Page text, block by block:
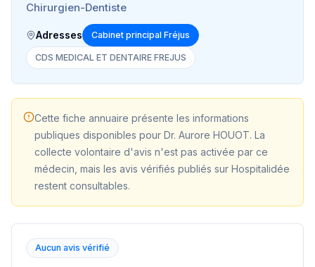
Chirurgien-Dentiste
Adresses Cabinet principal Fréjus
CDS MEDICAL ET DENTAIRE FREJUS
Cette fiche annuaire présente les informations
publiques disponibles pour Dr. Aurore HOUOT. La
collecte volontaire d'avis n'est pas activée par ce
médecin, mais les avis vérifiés publiés sur Hospitalidée
restent consultables.
Aucun avis vérifié